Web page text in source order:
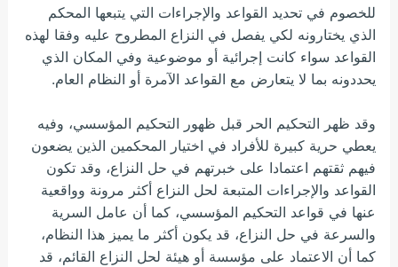
للخصوم في تحديد القواعد والإجراءات التي يتبعها المحكم
الذي يختارونه لكي يفصل في النزاع المطروح عليه وفقا لهذه
القواعد سواء كانت إجرائية أو موضوعية وفي المكان الذي
يحددونه بما لا يتعارض مع القواعد الآمرة أو النظام العام.
وقد ظهر التحكيم الحر قبل ظهور التحكيم المؤسسي، وفيه
يعطي حرية كبيرة للأفراد في اختيار المحكمين الذين يضعون
فيهم ثقتهم اعتمادا على خبرتهم في حل النزاع، وقد تكون
القواعد والإجراءات المتبعة لحل النزاع أكثر مرونة وواقعية
عنها في قواعد التحكيم المؤسسي، كما أن عامل السرية
والسرعة في حل النزاع، قد يكون أكثر ما يميز هذا النظام،
كما أن الاعتماد على مؤسسة أو هيئة لحل النزاع القائم، قد